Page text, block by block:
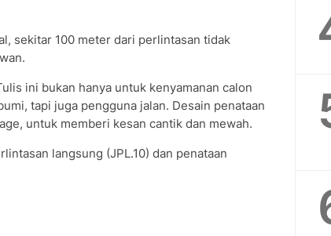
sekitar 100 meter dari perlintasan tidak
ini bukan hanya untuk kenyamanan calon
tapi juga pengguna jalan. Desain penataan
untuk memberi kesan cantik dan mewah.
langsung (JPL.10) dan penataan